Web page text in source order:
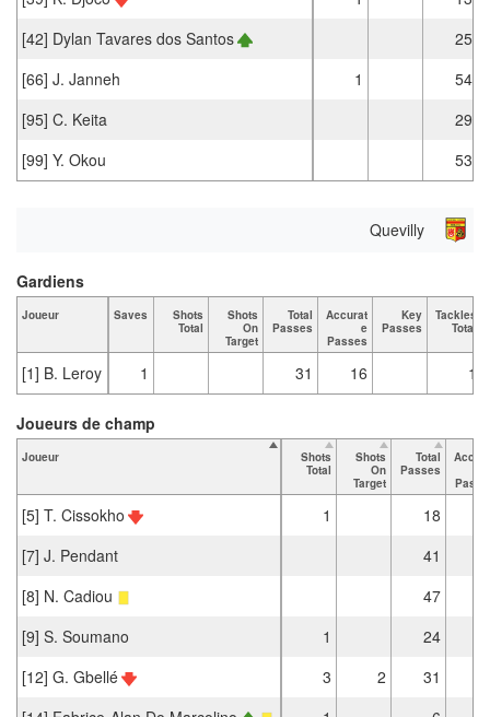
[42] Dylan Tavares dos Santos
25
[66] J. Janneh
1
54
[95] C. Keita
29
[99] Y. Okou
53
Quevilly
Joueur Saves
Shots
Total
Shots
On
Target
Total
Passes
Accurat
e
Passes
Key
Passes
Tackles
Total
[1] B. Leroy 1 31 16 1
Gardiens
Joueur
Shots
Total
Shots
On
Target
Total
Passes
[5] T. Cissokho 1 18
[7] J. Pendant
41
[8] N. Cadiou
47
[9] S. Soumano
1 24
[12] G. Gbellé
3 2 31
Joueurs de champ